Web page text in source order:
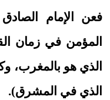
فعن الإمام
المؤمن في زمان
الذي هو بالمغرب،
الذي في المشرق).